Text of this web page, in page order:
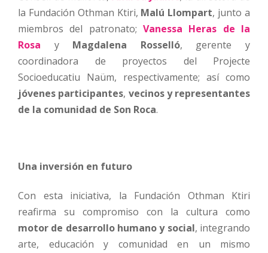
la Fundación Othman Ktiri, Malú Llompart, junto a
miembros del patronato; Vanessa Heras de la
Rosa y Magdalena Rosselló, gerente y
coordinadora de proyectos del Projecte
Socioeducatiu Naüm, respectivamente; así como
jóvenes participantes, vecinos y representantes
de la comunidad de Son Roca.
Una inversión en futuro
Con esta iniciativa, la Fundación Othman Ktiri
reafirma su compromiso con la cultura como
motor de desarrollo humano y social, integrando
arte, educación y comunidad en un mismo